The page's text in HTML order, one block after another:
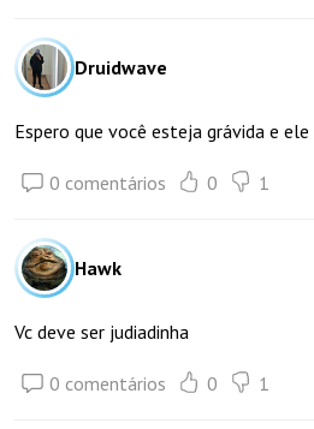
Druidwave
Espero que você esteja grávida e ele
0 comentários 0 1
Hawk
Vc deve ser judiadinha
0 comentários 0 1